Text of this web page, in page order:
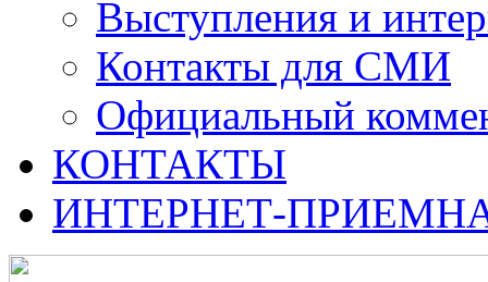
Выступления и
Контакты для СМИ
Официальный
КОНТАКТЫ
ИНТЕРНЕТ-